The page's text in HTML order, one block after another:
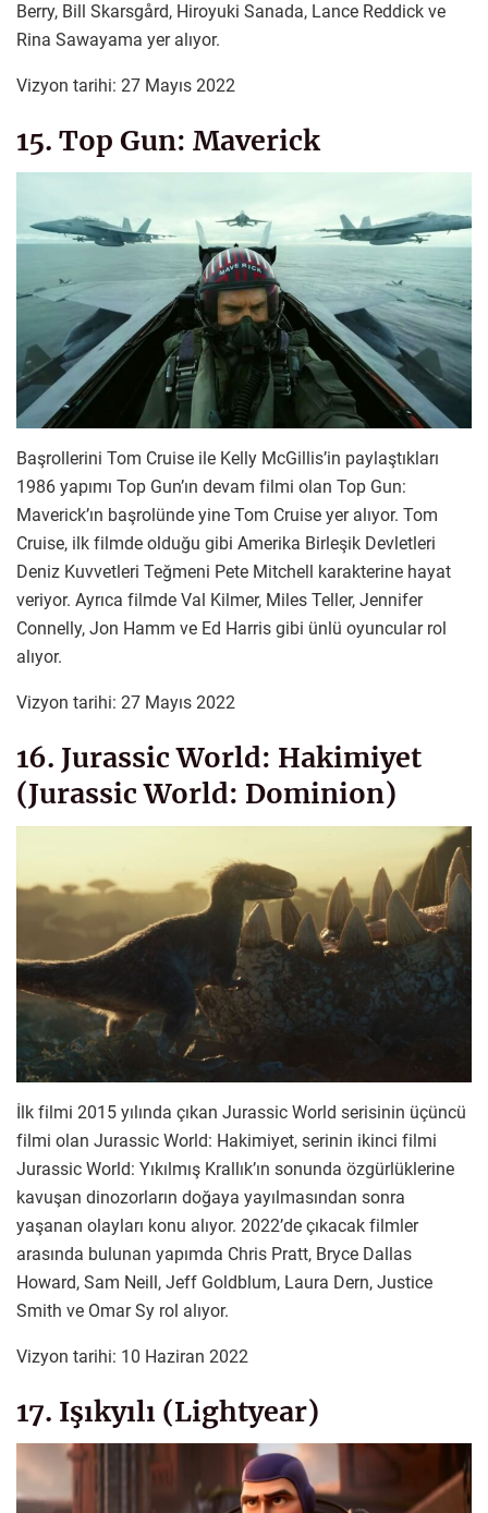
Berry, Bill Skarsgård, Hiroyuki Sanada, Lance Reddick ve
Rina Sawayama yer alıyor.
Vizyon tarihi: 27 Mayıs 2022
15. Top Gun: Maverick
Başrollerini Tom Cruise ile Kelly McGillis’in paylaştıkları
1986 yapımı Top Gun’ın devam filmi olan Top Gun:
Maverick’ın başrolünde yine Tom Cruise yer alıyor. Tom
Cruise, ilk filmde olduğu gibi Amerika Birleşik Devletleri
Deniz Kuvvetleri Teğmeni Pete Mitchell karakterine hayat
veriyor. Ayrıca filmde Val Kilmer, Miles Teller, Jennifer
Connelly, Jon Hamm ve Ed Harris gibi ünlü oyuncular rol
alıyor.
Vizyon tarihi: 27 Mayıs 2022
16. Jurassic World: Hakimiyet
(Jurassic World: Dominion)
İlk filmi 2015 yılında çıkan Jurassic World serisinin üçüncü
filmi olan Jurassic World: Hakimiyet, serinin ikinci filmi
Jurassic World: Yıkılmış Krallık’ın sonunda özgürlüklerine
kavuşan dinozorların doğaya yayılmasından sonra
yaşanan olayları konu alıyor. 2022’de çıkacak filmler
arasında bulunan yapımda Chris Pratt, Bryce Dallas
Howard, Sam Neill, Jeff Goldblum, Laura Dern, Justice
Smith ve Omar Sy rol alıyor.
Vizyon tarihi: 10 Haziran 2022
17. Işıkyılı (Lightyear)